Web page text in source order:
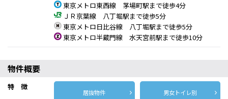
東京メトロ東西線 茅場町駅まで徒歩4分
ＪＲ京葉線 八丁堀駅まで徒歩5分
東京メトロ日比谷線 八丁堀駅まで徒歩5分
東京メトロ半蔵門線 水天宮前駅まで徒歩10分
物件概要
特 徴
居抜物件 男女トイレ別